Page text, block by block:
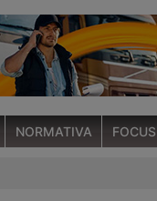
NORMATIVA FOCUS